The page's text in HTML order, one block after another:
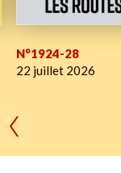
N°1924-28
22 juillet 2026